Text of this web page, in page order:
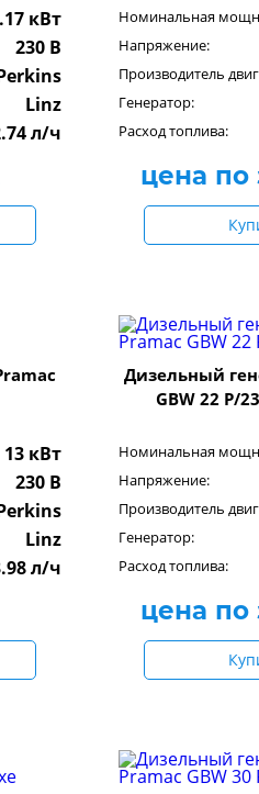
кВт
230 В
Linz
л/ч
Номинальная
Напряжение:
Производитель
Генератор:
Расход топлива:
цена по
13 кВт
230 В
Linz
л/ч
Дизельный
GBW 22 P/
Номинальная
Напряжение:
Производитель
Генератор:
Расход топлива:
цена по